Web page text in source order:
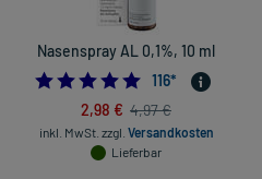
Nasenspray AL 0,1%, 10 ml
116*
2,98 € 4,97 €
inkl. MwSt. zzgl. Versandkosten
Lieferbar